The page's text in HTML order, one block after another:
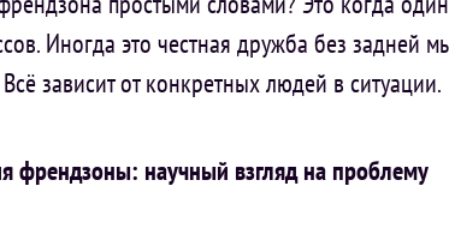
Иногда это честная дружба без задней
зависит от конкретных людей в ситуации.
френдзоны: научный взгляд на проблему